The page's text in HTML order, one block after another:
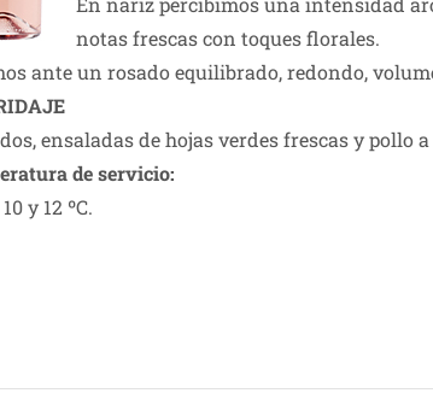
notas frescas con toques florales.
ante un rosado equilibrado, redondo,
ensaladas de hojas verdes frescas y pollo
de servicio:
y 12 ºC.